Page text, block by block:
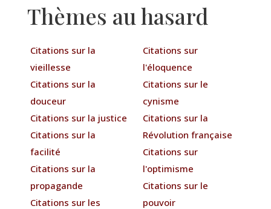
Thèmes au hasard
Citations sur la
vieillesse
Citations sur la
douceur
Citations sur la justice
Citations sur la
facilité
Citations sur la
propagande
Citations sur les
Citations sur
l'éloquence
Citations sur le
cynisme
Citations sur la
Révolution française
Citations sur
l'optimisme
Citations sur le
pouvoir